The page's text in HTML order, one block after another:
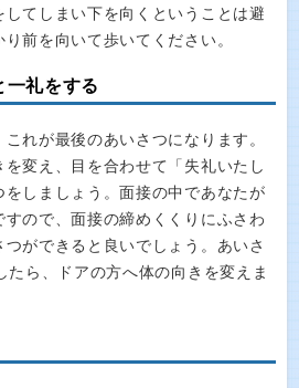
してしまい下を向くということは避
前を向いて歩いてください。
一礼をする
これが最後のあいさつになります。
変え、目を合わせて「失礼いたし
をしましょう。面接の中であなたが
ので、面接の締めくくりにふさわ
ができると良いでしょう。あいさ
たら、ドアの方へ体の向きを変えま